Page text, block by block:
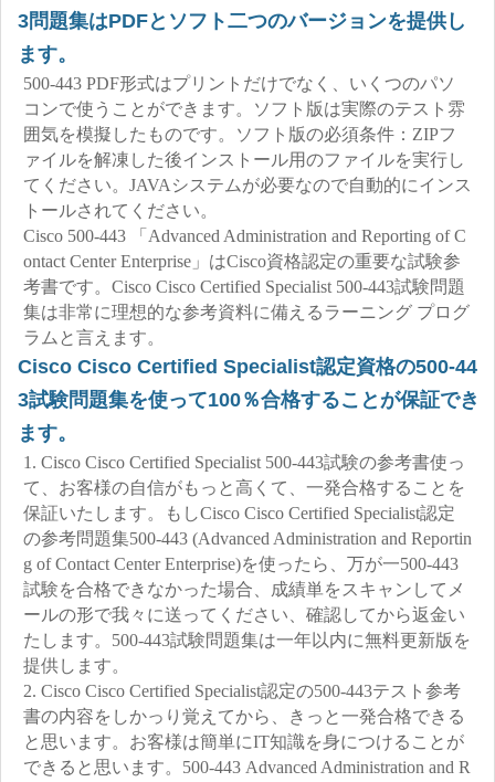
3問題集はPDFとソフト二つのバージョンを提供し
ます。
500-443 PDF形式はプリントだけでなく、いくつのパソ
コンで使うことができます。ソフト版は実際のテスト雰
囲気を模擬したものです。ソフト版の必須条件：ZIPフ
ァイルを解凍した後インストール用のファイルを実行し
てください。JAVAシステムが必要なので自動的にインス
トールされてください。
Cisco 500-443 「Advanced Administration and Reporting of C
ontact Center Enterprise」はCisco資格認定の重要な試験参
考書です。Cisco Cisco Certified Specialist 500-443試験問題
集は非常に理想的な参考資料に備えるラーニング プログ
ラムと言えます。
Cisco Cisco Certified Specialist認定資格の500-44
3試験問題集を使って100％合格することが保証でき
ます。
1. Cisco Cisco Certified Specialist 500-443試験の参考書使っ
て、お客様の自信がもっと高くて、一発合格することを
保証いたします。もしCisco Cisco Certified Specialist認定
の参考問題集500-443 (Advanced Administration and Reportin
g of Contact Center Enterprise)を使ったら、万が一500-443
試験を合格できなかった場合、成績単をスキャンしてメ
ールの形で我々に送ってください、確認してから返金い
たします。500-443試験問題集は一年以内に無料更新版を
提供します。
2. Cisco Cisco Certified Specialist認定の500-443テスト参考
書の内容をしかっり覚えてから、きっと一発合格できる
と思います。お客様は簡単にIT知識を身につけることが
できると思います。500-443 Advanced Administration and R